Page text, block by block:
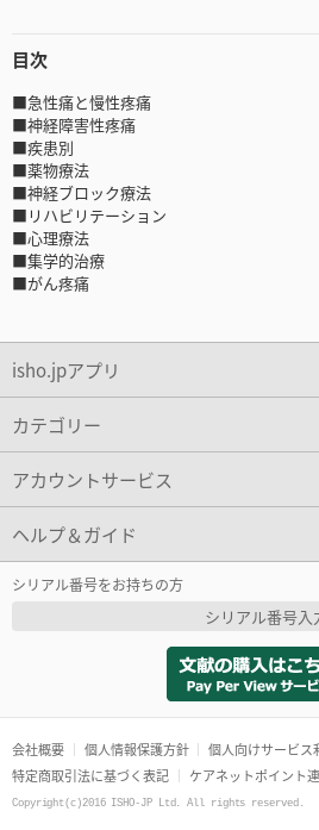
目次
■急性痛と慢性疼痛
■神経障害性疼痛
■疾患別
■薬物療法
■神経ブロック療法
■リハビリテーション
■心理療法
■集学的治療
■がん疼痛
isho.jpアプリ
カテゴリー
アカウントサービス
ヘルプ＆ガイド
シリアル番号をお持ちの方
シリアル番号入
会社概要 個人情報保護方針
個人向けサービス
特定商取引法に基づく表記
ケアネットポイント
Copyright(c)2016 ISHO-JP Ltd. All rights reserved.